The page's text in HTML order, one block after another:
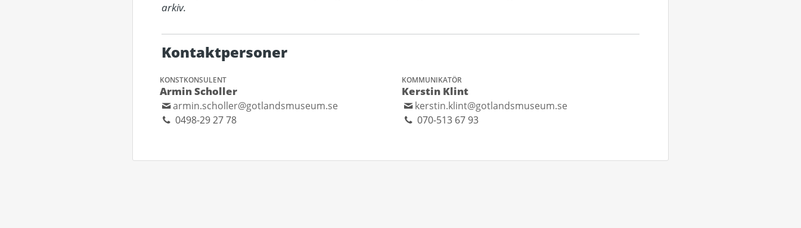
arkiv.
Kontaktpersoner
KONSTKONSULENT
Armin Scholler
armin.scholler@gotlandsmuseum.se
0498-29 27 78
KOMMUNIKATÖR
Kerstin Klint
kerstin.klint@gotlandsmuseum.se
070-513 67 93